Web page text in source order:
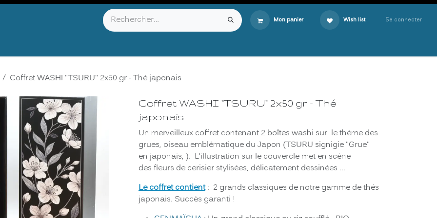
Mon panier Wish list Se connecter
Coffret WASHI "TSURU" 2x50 gr - Thé japonais
Coffret WASHI "TSURU" 2x50 gr - Thé
japonais
Un merveilleux coffret contenant 2 boîtes washi sur le thème des
grues, oiseau emblématique du Japon (TSURU signigie "Grue"
en japonais, ). L'illustration sur le couvercle met en scène
des fleurs de cerisier stylisées, délicatement dessinées ...
Le coffret contient: 2 grands classiques de notre gamme de thés
japonais. Succès garanti !